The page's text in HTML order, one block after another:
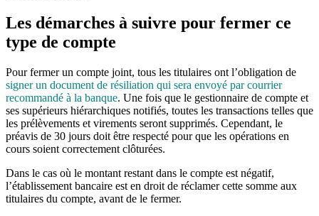
Les démarches à suivre pour fermer ce
type de compte
Pour fermer un compte joint, tous les titulaires ont l’obligation de
signer un document de résiliation qui sera envoyé par courrier
recommandé à la banque. Une fois que le gestionnaire de compte et
ses supérieurs hiérarchiques notifiés, toutes les transactions telles que
les prélèvements et virements seront supprimés. Cependant, le
préavis de 30 jours doit être respecté pour que les opérations en
cours soient correctement clôturées.
Dans le cas où le montant restant dans le compte est négatif,
l’établissement bancaire est en droit de réclamer cette somme aux
titulaires du compte, avant de le fermer.